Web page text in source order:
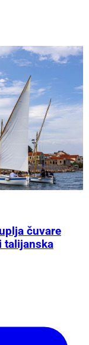
čuvare
talijanska